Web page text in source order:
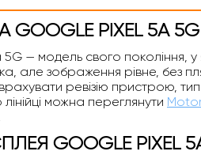
GOOGLE PIXEL 5A
— модель свого покоління,
але зображення рівне, без
ревізію пристрою,
можна переглянути
GOOGLE